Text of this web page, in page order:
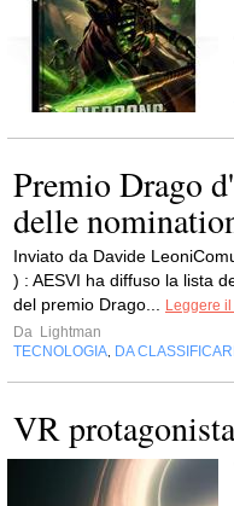
Premio Drago
delle
Inviato da Davide
) : AESVI ha diffuso la lista
del premio Drago... Leggere
Da Lightman
TECNOLOGIA, DA
VR